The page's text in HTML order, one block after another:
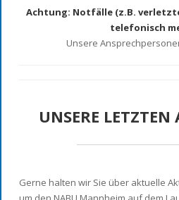
Achtung: Notfälle (z.B.
telefonisch
Unsere
UNSERE
Gerne halten wir Sie über aktuelle